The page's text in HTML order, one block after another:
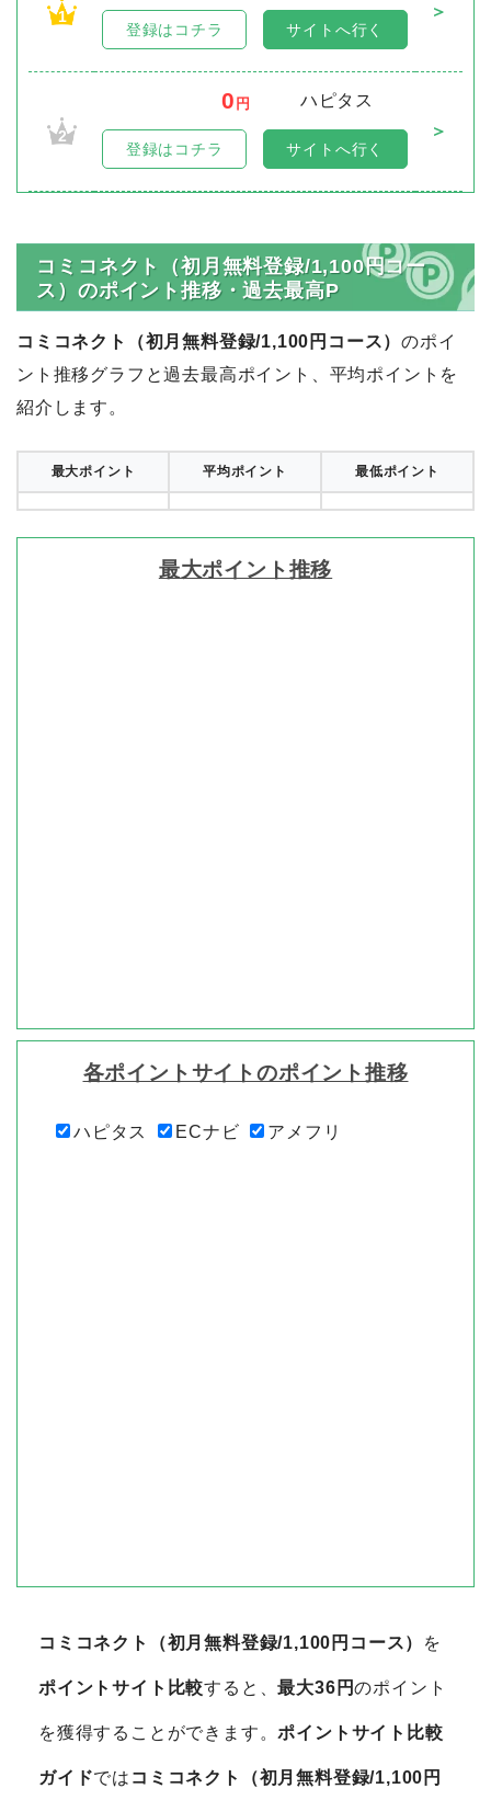
1
＞
登録はコチラ サイトへ行く
2
0 円
ハピタス
＞
登録はコチラ サイトへ行く
コミコネクト（初月無料登録/1,100円コー
ス）のポイント推移・過去最高P
コミコネクト（初月無料登録/1,100円コース）のポイ
ント推移グラフと過去最高ポイント、平均ポイントを
紹介します。
最大ポイント 平均ポイント 最低ポイント
最大ポイント推移
各ポイントサイトのポイント推移
ハピタス ECナビ アメフリ
コミコネクト（初月無料登録/1,100円コース） を
ポイントサイト比較すると、最大36円のポイント
を獲得することができます。ポイントサイト比較
ガイドでは コミコネクト（初月無料登録/1,100円